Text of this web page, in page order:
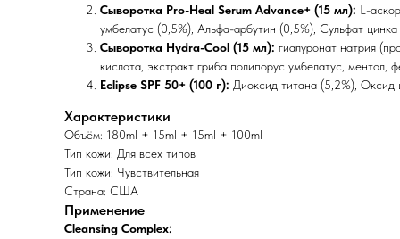
Сыворотка Pro-Heal Serum Advance+ (15 мл): L-
умбелатус (0,5%), Альфа-арбутин (0,5%), Сульфат
Сыворотка Hydra-Cool (15 мл): гиалуронат натрия
кислота, экстракт гриба полипорус умбелатус, ментол,
Eclipse SPF 50+ (100 г): Диоксид титана (5,2%), Оксид
Характеристики
Объём: 180ml + 15ml + 15ml + 100ml
Тип кожи: Для всех типов
Тип кожи: Чувствительная
Страна: США
Применение
Cleansing Complex: